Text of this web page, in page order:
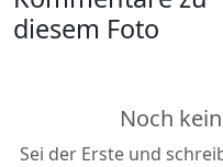
diesem Foto
Noch
Sei der Erste und